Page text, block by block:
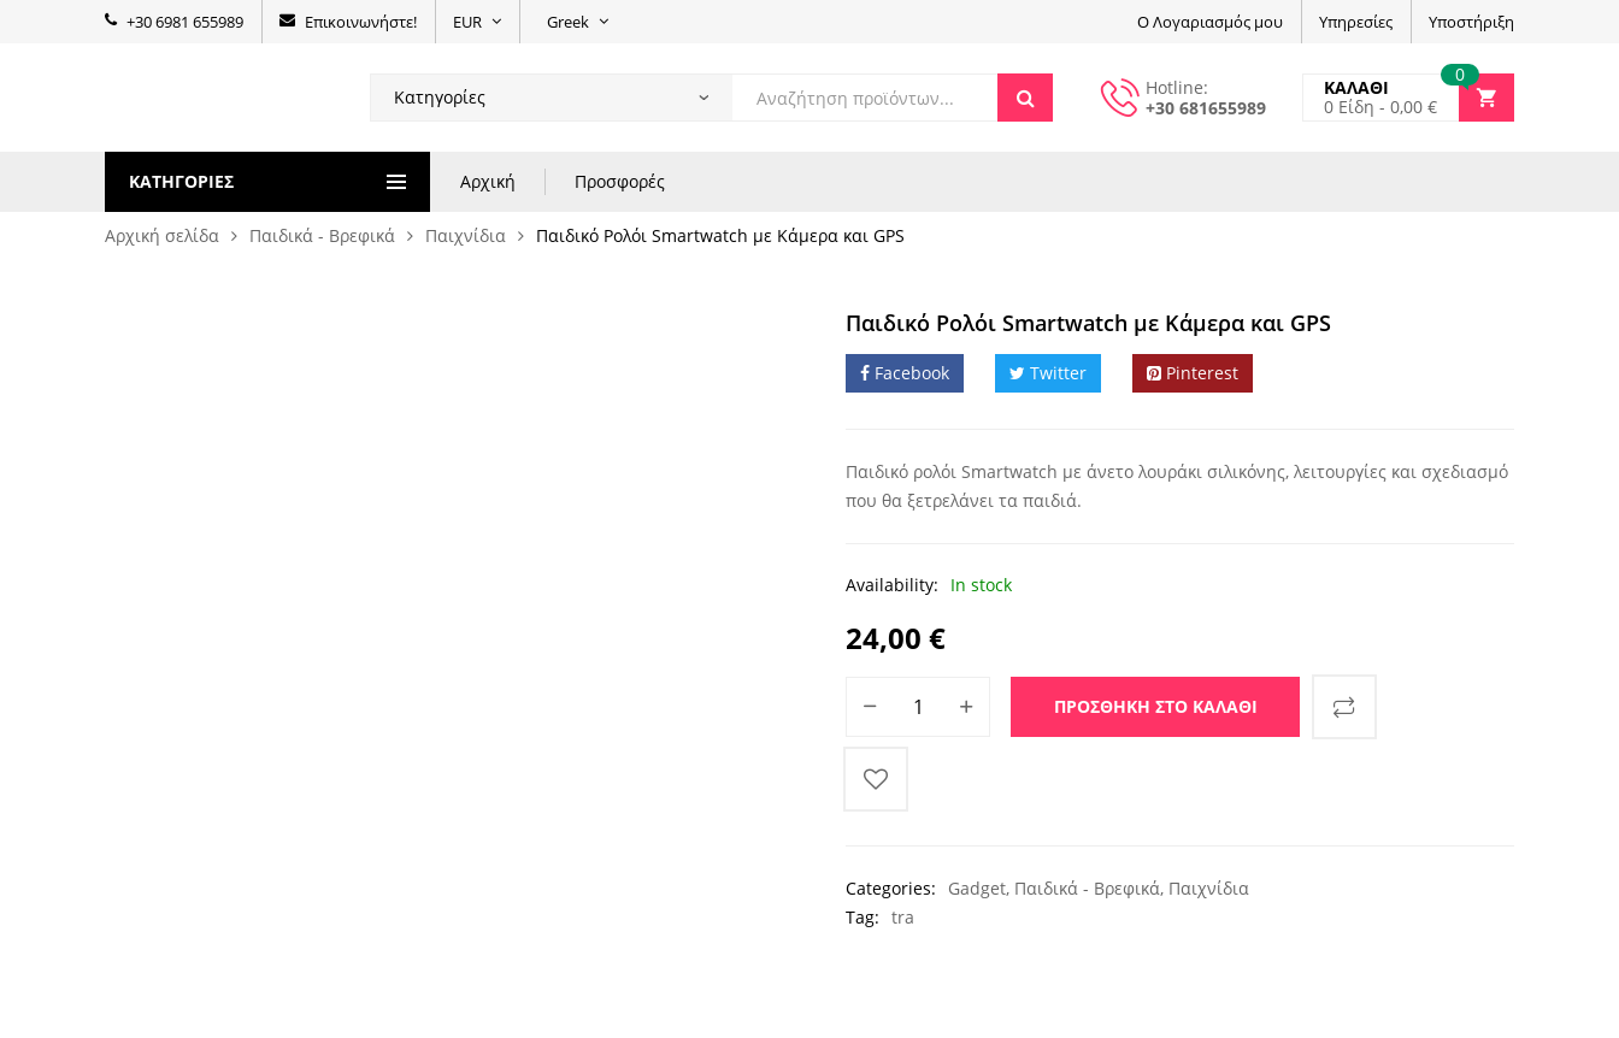
+30 6981 655989 Επικοινωνήστε! EUR Greek Ο Λογαριασμός μου Υπηρεσίες Υποστήριξη
Products
Hotline:
+30 681655989
0
ΚΑΛΑΘΙ
0 Είδη - 0,00 €
ΚΑΤΗΓΟΡΊΕΣ Αρχική Προσφορές
Αρχική σελίδα Παιδικά - Βρεφικά Παιχνίδια Παιδικό Ρολόι Smartwatch με Κάμερα και GPS
Παιδικό Ρολόι Smartwatch με Κάμερα και GPS
Facebook Twitter Pinterest
Παιδικό ρολόι Smartwatch με άνετο λουράκι σιλικόνης, λειτουργίες και σχεδιασμό
που θα ξετρελάνει τα παιδιά.
Availability: In stock
24,00 €
ΠΡΟΣΘΉΚΗ ΣΤΟ ΚΑΛΆΘΙ
Categories: Gadget, Παιδικά - Βρεφικά, Παιχνίδια
Tag: tra